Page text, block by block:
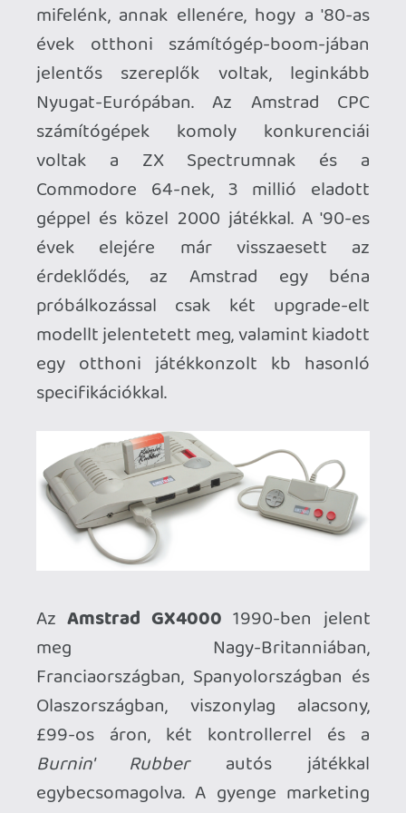
1990-ben jelent
meg Nagy-Britanniában,
Franciaországban, Spanyolországban és
Olaszországban, viszonylag alacsony,
£99-os áron, két kontrollerrel és a
Burnin' Rubber autós játékkal
egybecsomagolva. A gyenge marketing
és a siralmas játékkínálat miatt szinte
azonnali bukásra volt ítélve, néhány
héten belül már lejjebb is vitték az árát,
de így se vette senki (végül összesen
Mindösszesen 25 játék jött ki rá,
többségük egyszerűen portolva lett
CPC-ről, jobb esetben picit feljavított
grafikával vagy hanggal.
Legnépszerűbbek az Ocean licenszelt
RoboCop 2 és
és aNavy SEALS
korrekt a választék(Plotting, Klax),
vannak sport címek és egyéb, annak
idején "mindenre" kiadott játékok is
(Barbarian II, Pang, Dick Tracy).De sajnos
nem igazán váltotta be a gép az
eredetileg reklámozott "játékterem az
otthonodban"-ígéreteket...